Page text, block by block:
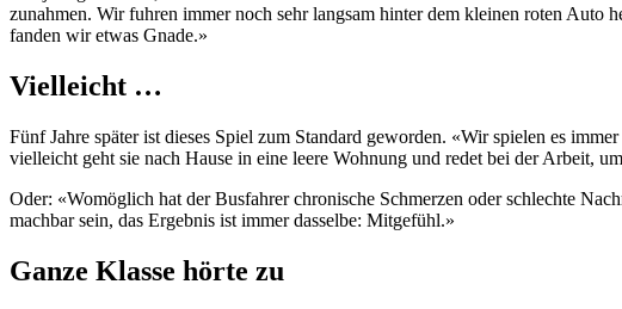
zunahmen. Wir fuhren immer noch sehr langsam hinter dem kleinen roten Auto
fanden wir etwas Gnade.»
Vielleicht …
Fünf Jahre später ist dieses Spiel zum Standard geworden. «Wir spielen es
vielleicht geht sie nach Hause in eine leere Wohnung und redet bei der Arbeit,
Oder: «Womöglich hat der Busfahrer chronische Schmerzen oder schlechte
machbar sein, das Ergebnis ist immer dasselbe: Mitgefühl.»
Ganze Klasse hörte zu